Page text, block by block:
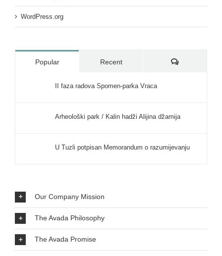
WordPress.org
Popular Recent Comments
II faza radova Spomen-parka Vraca
Arheološki park / Kalin hadži Alijina džamija
U Tuzli potpisan Memorandum o razumijevanju
Our Company Mission
The Avada Philosophy
The Avada Promise